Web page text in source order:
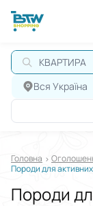
Вся Україна
Головна
Породи для
Породи